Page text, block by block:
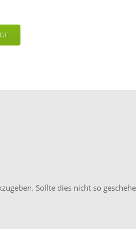
Sollte dies nicht so